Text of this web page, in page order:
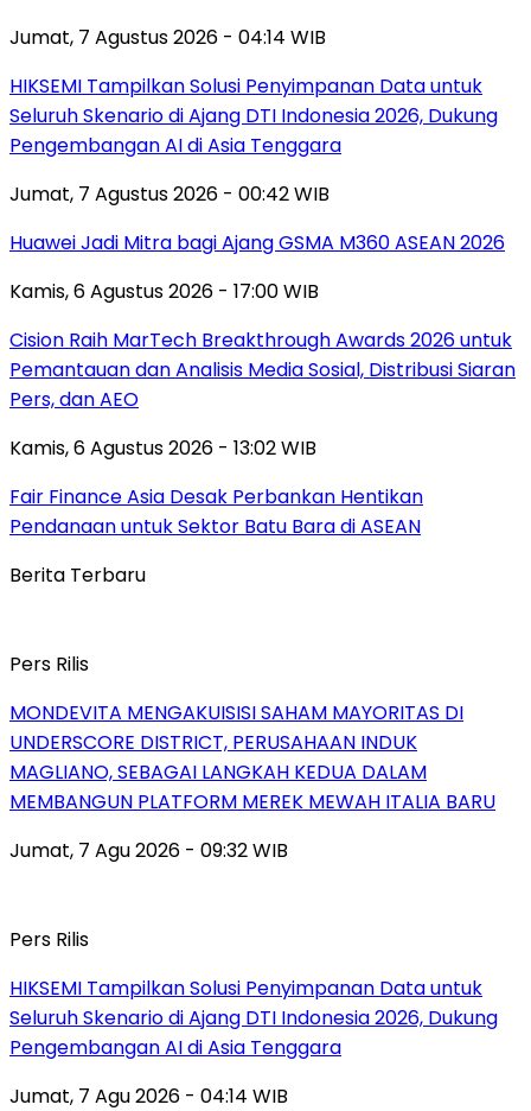
Jumat, 7 Agustus 2026 - 04:14 WIB
HIKSEMI Tampilkan Solusi Penyimpanan Data untuk
Seluruh Skenario di Ajang DTI Indonesia 2026, Dukung
Pengembangan AI di Asia Tenggara
Jumat, 7 Agustus 2026 - 00:42 WIB
Huawei Jadi Mitra bagi Ajang GSMA M360 ASEAN 2026
Kamis, 6 Agustus 2026 - 17:00 WIB
Cision Raih MarTech Breakthrough Awards 2026 untuk
Pemantauan dan Analisis Media Sosial, Distribusi Siaran
Pers, dan AEO
Kamis, 6 Agustus 2026 - 13:02 WIB
Fair Finance Asia Desak Perbankan Hentikan
Pendanaan untuk Sektor Batu Bara di ASEAN
Berita Terbaru
Pers Rilis
MONDEVITA MENGAKUISISI SAHAM MAYORITAS DI
UNDERSCORE DISTRICT, PERUSAHAAN INDUK
MAGLIANO, SEBAGAI LANGKAH KEDUA DALAM
MEMBANGUN PLATFORM MEREK MEWAH ITALIA BARU
Jumat, 7 Agu 2026 - 09:32 WIB
Pers Rilis
HIKSEMI Tampilkan Solusi Penyimpanan Data untuk
Seluruh Skenario di Ajang DTI Indonesia 2026, Dukung
Pengembangan AI di Asia Tenggara
Jumat, 7 Agu 2026 - 04:14 WIB